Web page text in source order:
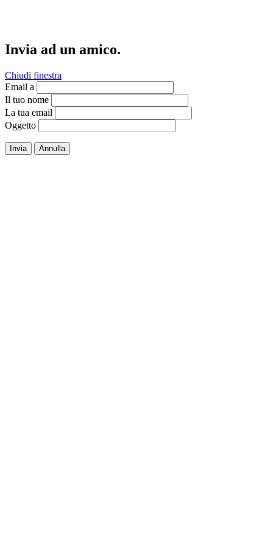
Invia ad un amico.
Chiudi finestra
Email a
Il tuo nome
La tua email
Oggetto
Invia Annulla